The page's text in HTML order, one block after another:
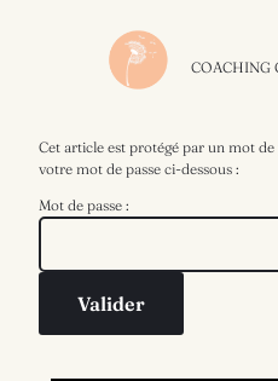
COACHING
Cet article est protégé par un mot
votre mot de passe ci-dessous :
Mot de passe :